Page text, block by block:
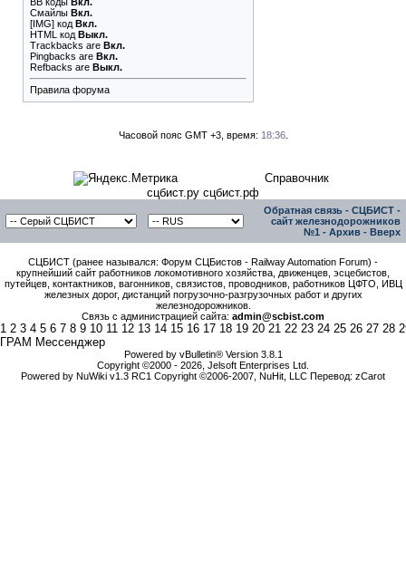
Смайлы Вкл.
[IMG] код Вкл.
HTML код Выкл.
Trackbacks are Вкл.
Pingbacks are Вкл.
Refbacks are Выкл.
Правила форума
Часовой пояс GMT +3, время: 18:36.
Справочник
сцбист.ру сцбист.рф
Обратная связь - СЦБИСТ -
сайт железнодорожников
№1 - Архив - Вверх
СЦБИСТ (ранее назывался: Форум СЦБистов - Railway Automation Forum) -
крупнейший сайт работников локомотивного хозяйства, движенцев, эсцебистов,
путейцев, контактников, вагонников, связистов, проводников, работников ЦФТО, ИВЦ
железных дорог, дистанций погрузочно-разгрузочных работ и других
железнодорожников.
Связь с администрацией сайта: admin@scbist.com
1 2 3 4 5 6 7 8 9 10 11 12 13 14 15 16 17 18 19 20 21 22 23 24 25 26 27 28
ГРАМ Мессенджер
Powered by vBulletin® Version 3.8.1
Copyright ©2000 - 2026, Jelsoft Enterprises Ltd.
Powered by NuWiki v1.3 RC1 Copyright ©2006-2007, NuHit, LLC Перевод: zCarot